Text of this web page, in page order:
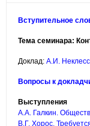
Вступительное
Тема семинара:
Доклад: А.И.
Вопросы к
Выступления
А.А. Галкин.
В.Г. Хорос.